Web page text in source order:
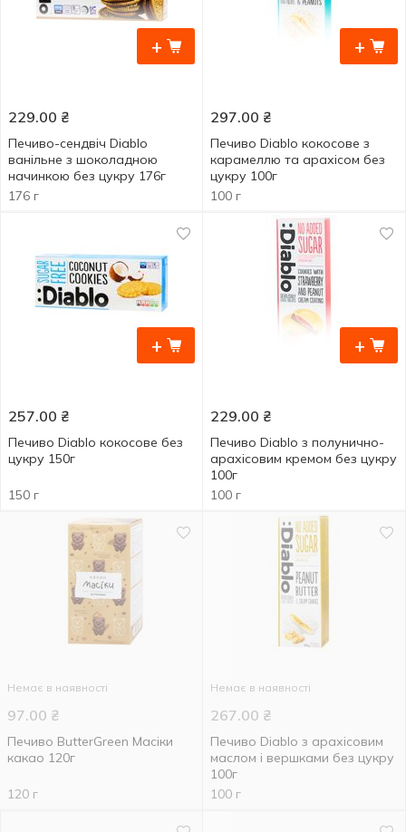
+
229.00 ₴
Печиво-сендвіч Diablo
ванільне з шоколадною
начинкою без цукру 176г
176 г
+
297.00 ₴
Печиво Diablo кокосове з
карамеллю та арахісом без
цукру 100г
100 г
+
257.00 ₴
Печиво Diablo кокосове без
цукру 150г
150 г
+
229.00 ₴
Печиво Diablo з полунично-
арахісовим кремом без цукру
100г
100 г
Немає в наявності
97.00 ₴
Печиво ButterGreen Масіки
какао 120г
120 г
Немає в наявності
267.00 ₴
Печиво Diablo з арахісовим
маслом і вершками без цукру
100г
100 г